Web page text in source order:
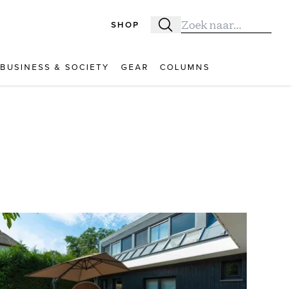
SHOP Zoeken
Zoek naar:
BUSINESS & SOCIETY GEAR COLUMNS